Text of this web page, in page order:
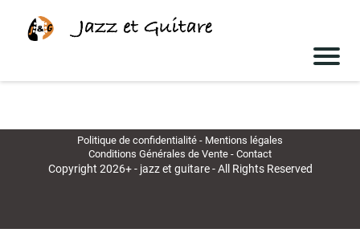
Copyright 2026+ - jazz et guitare - All Rights Reserved
Politique de confidentialité - Mentions légales
Conditions Générales de Vente - Contact